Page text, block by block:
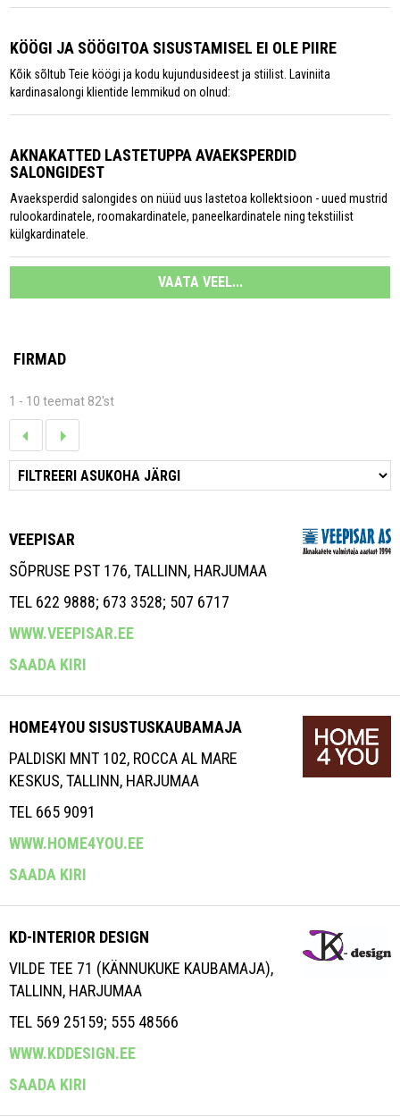
KÖÖGI JA SÖÖGITOA SISUSTAMISEL EI OLE PIIRE
Kõik sõltub Teie köögi ja kodu kujundusideest ja stiilist. Laviniita
kardinasalongi klientide lemmikud on olnud:
AKNAKATTED LASTETUPPA AVAEKSPERDID
SALONGIDEST
Avaeksperdid salongides on nüüd uus lastetoa kollektsioon - uued mustrid
rulookardinatele, roomakardinatele, paneelkardinatele ning tekstiilist
külgkardinatele.
VAATA VEEL...
FIRMAD
1 - 10 teemat 82'st
VEEPISAR
SÕPRUSE PST 176, TALLINN, HARJUMAA
TEL 622 9888; 673 3528; 507 6717
WWW.VEEPISAR.EE
SAADA KIRI
HOME4YOU SISUSTUSKAUBAMAJA
PALDISKI MNT 102, ROCCA AL MARE
KESKUS, TALLINN, HARJUMAA
TEL 665 9091
WWW.HOME4YOU.EE
SAADA KIRI
KD-INTERIOR DESIGN
VILDE TEE 71 (KÄNNUKUKE KAUBAMAJA),
TALLINN, HARJUMAA
TEL 569 25159; 555 48566
WWW.KDDESIGN.EE
SAADA KIRI